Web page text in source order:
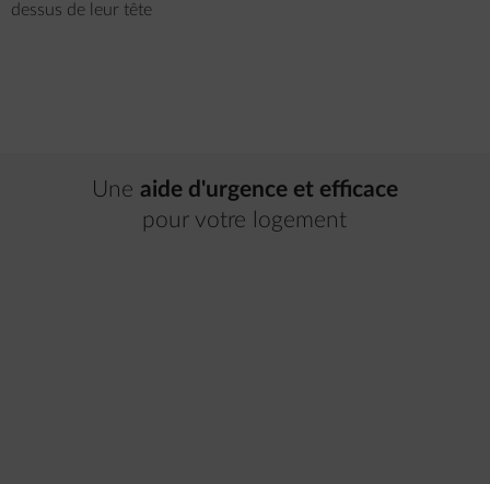
dessus de leur tête
Une aide d'urgence et efficace
pour votre logement